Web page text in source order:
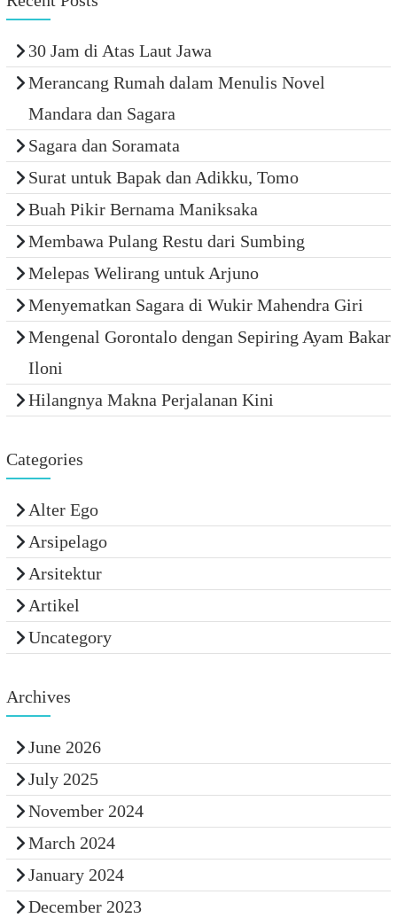
30 Jam di Atas Laut Jawa
Merancang Rumah dalam Menulis Novel
Mandara dan Sagara
Sagara dan Soramata
Surat untuk Bapak dan Adikku, Tomo
Buah Pikir Bernama Maniksaka
Membawa Pulang Restu dari Sumbing
Melepas Welirang untuk Arjuno
Menyematkan Sagara di Wukir Mahendra Giri
Mengenal Gorontalo dengan Sepiring Ayam Bakar
Iloni
Hilangnya Makna Perjalanan Kini
Categories
Alter Ego
Arsipelago
Arsitektur
Artikel
Uncategory
Archives
June 2026
July 2025
November 2024
March 2024
January 2024
December 2023